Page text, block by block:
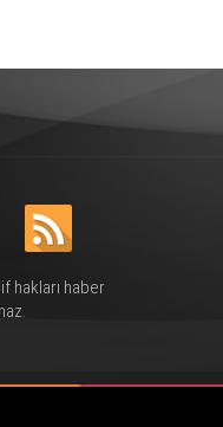
hakları haber